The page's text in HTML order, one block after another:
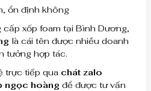
ổn định không
xốp foam tại Bình Dương,
là cái tên được nhiều doanh
tưởng hợp tác.
trực tiếp qua chát zalo
hoàng để được tư vấn